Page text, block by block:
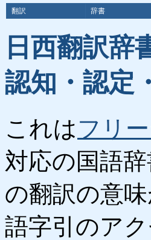
翻訳 辞書
日西翻訳辞
認知・認定
これはフリ
対応の国語
の翻訳の意
語字引のア